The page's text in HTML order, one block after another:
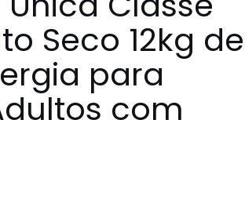
Seco 12kg de
para
com